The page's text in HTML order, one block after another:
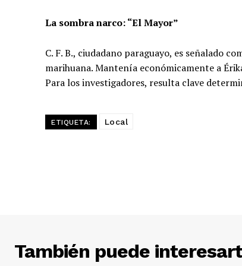
La sombra narco: “El Mayor”
C. F. B., ciudadano paraguayo, es señalado
marihuana. Mantenía económicamente a
Para los investigadores, resulta clave
ETIQUETA: Local
También puede